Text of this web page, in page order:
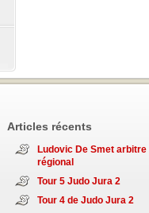
Articles récents
Ludovic De Smet arbitre
régional
Tour 5 Judo Jura 2
Tour 4 de Judo Jura 2